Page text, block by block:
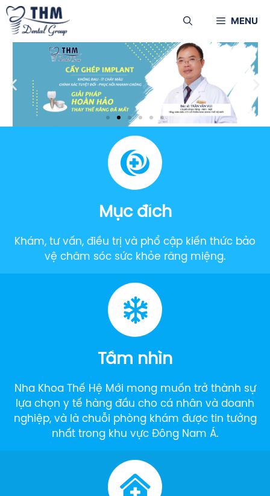
MENU
Mục đích
Khám, tư vấn, điều trị và phổ cập kiến thức bảo
vệ chăm sóc sức khỏe răng miệng.
Tầm nhìn
Nha Khoa Thế Hệ Mới mong muốn trở thành sự
lựa chọn y tế hàng đầu cho cá nhân và doanh
nghiệp, và là chuỗi phòng khám được tin tưởng
nhất trong khu vực Đông Nam Á.